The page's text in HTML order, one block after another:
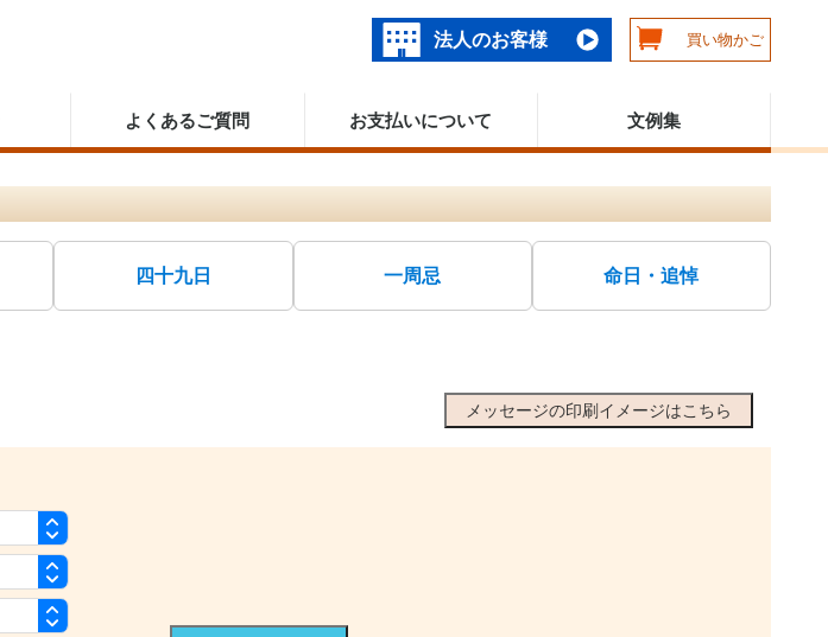
法人のお客様 買い物かご
よくあるご質問 お支払いについて 文例集
四十九日 一周忌 命日・追悼
メッセージの印刷イメージはこちら